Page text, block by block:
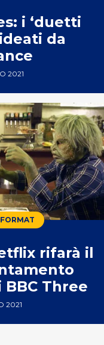
i ‘duetti
da
2021
rifarà il
Three
2021